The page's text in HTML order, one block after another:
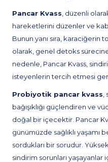
Pancar Kvass , düzenli
hareketlerini düzenler ve
Bunun yanı sıra, karaciğerin
olarak, genel detoks
nedenle, Pancar Kvass,
isteyenlerin tercih etmesi
Probiyotik pancar kvass
bağışıklığı güçlendiren ve
doğal bir içecektir. Pancar
günümüzde sağlıklı yaşamı
sordukları bir sorudur.
sindirim sorunları yaşayanlar